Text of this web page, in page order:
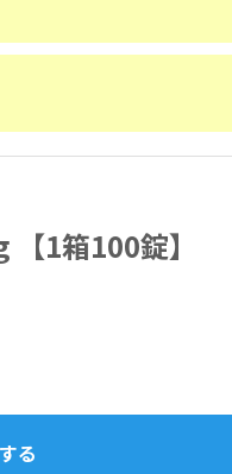
1箱100錠】
る